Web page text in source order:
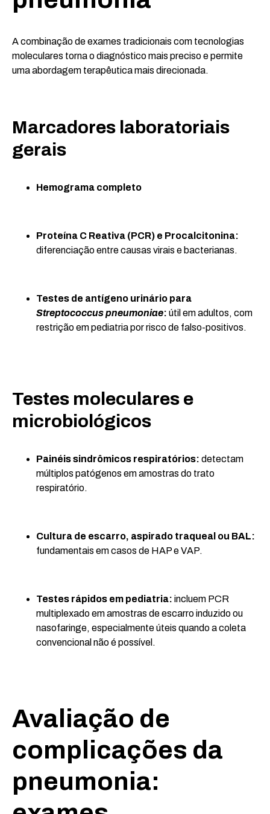
A combinação de exames tradicionais com tecnologias
moleculares torna o diagnóstico mais preciso e permite
uma abordagem terapêutica mais direcionada.
Marcadores laboratoriais
gerais
Hemograma completo
Proteína C Reativa (PCR) e Procalcitonina:
diferenciação entre causas virais e bacterianas.
Testes de antígeno urinário para
Streptococcus pneumoniae: útil em adultos, com
restrição em pediatria por risco de falso-positivos.
Testes moleculares e
microbiológicos
Painéis sindrômicos respiratórios: detectam
múltiplos patógenos em amostras do trato
respiratório.
Cultura de escarro, aspirado traqueal ou BAL:
fundamentais em casos de HAP e VAP.
Testes rápidos em pediatria: incluem PCR
multiplexado em amostras de escarro induzido ou
nasofaringe, especialmente úteis quando a coleta
convencional não é possível.
Avaliação de
complicações da
pneumonia: